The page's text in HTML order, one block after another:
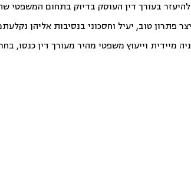
בעורך דין העוסק בדיוק בתחום המשפטי
פתרון טוב, יעיל וחסכוני בנסיבות אליהן
וייעוץ משפטי מהיר מעורך דין כנסו,